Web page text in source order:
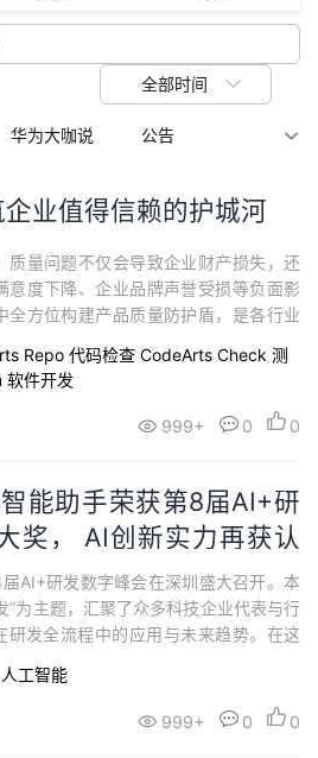
全部时间
华为大咖说 公告
企业值得信赖的护城河
质量问题不仅会导致企业财产损失，还
意度下降、企业品牌声誉受损等负面影
全方位构建产品质量防护盾，是各行业
周期中实现有效的质量管理与控制，
阶段无处遁形。从华为公司自身实践
CD流程质量、持...
Repo 代码检查 CodeArts Check 测
软件开发
999+ 0 0
能助手荣获第8届AI+研
奖， AI创新实力再获认
AI+研发数字峰会在深圳盛大召开。本
”为主题，汇聚了众多科技企业代表与行
研发全流程中的应用与未来趋势。在这
先实践，一举荣获“AI+行动领航奖”与
核心大奖。...
人工智能
999+ 0 0